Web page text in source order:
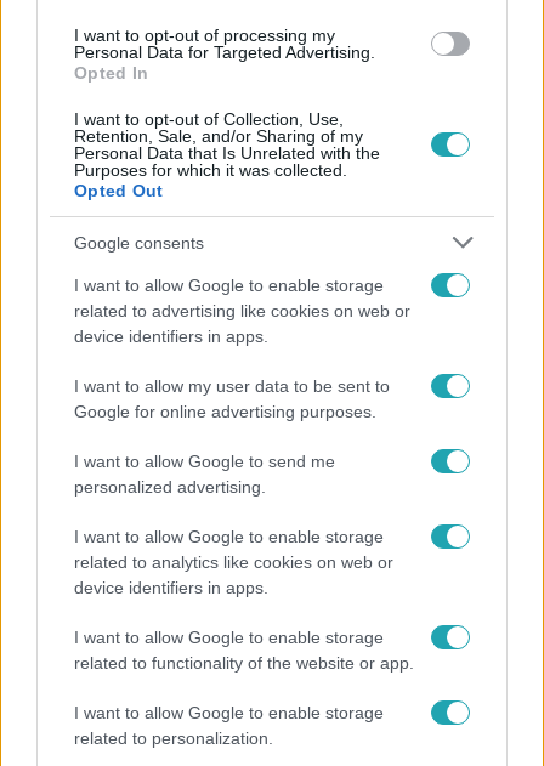
I want to opt-out of processing my
Personal Data for Targeted Advertising.
Opted In
I want to opt-out of Collection, Use,
Retention, Sale, and/or Sharing of my
Personal Data that Is Unrelated with the
Purposes for which it was collected.
Opted Out
Google consents
I want to allow Google to enable storage
related to advertising like cookies on web or
device identifiers in apps.
I want to allow my user data to be sent to
Google for online advertising purposes.
I want to allow Google to send me
personalized advertising.
I want to allow Google to enable storage
related to analytics like cookies on web or
device identifiers in apps.
I want to allow Google to enable storage
related to functionality of the website or app.
I want to allow Google to enable storage
related to personalization.
Népszerű
Ennek a 3 csillagjegynek váratlan sikereket hozhat